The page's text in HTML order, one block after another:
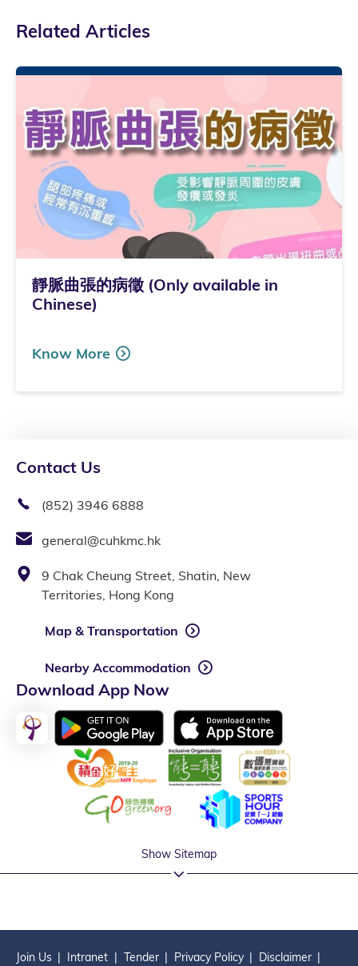
Related Articles
靜脈曲張的病徵 (Only available in
Chinese)
Know More
Contact Us
(852) 3946 6888
general@cuhkmc.hk
9 Chak Cheung Street, Shatin, New
Territories, Hong Kong
Map & Transportation
Nearby Accommodation
Download App Now
Show Sitemap
Join Us Intranet Tender Privacy Policy Disclaimer